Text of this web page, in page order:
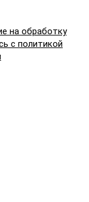
на обработку
c политикой